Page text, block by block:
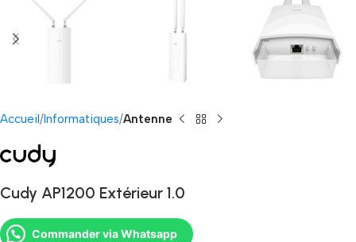
Accueil Informatiques Antenne
Cudy AP1200 Extérieur 1.0
Commander via Whatsapp